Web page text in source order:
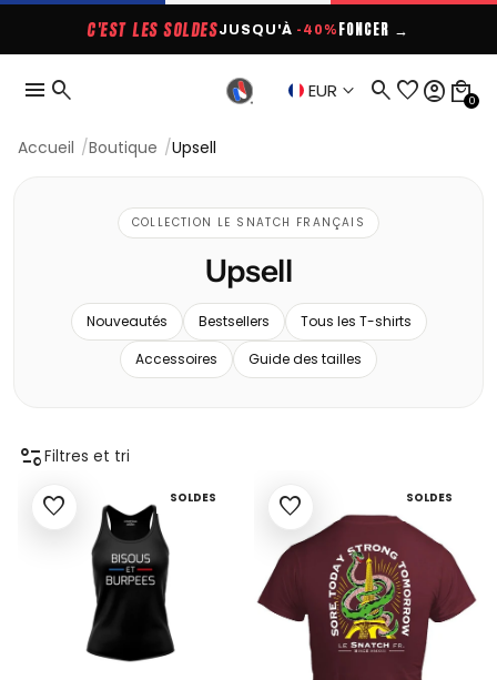
C'EST LES SOLDESJUSQU'À -40% FONCER →
menu search EUR keyboard_arrow_down search favoriteaccount_circle local_mall
0
Accueil Boutique Upsell
COLLECTION LE SNATCH FRANÇAIS
Upsell
Nouveautés Bestsellers
Tous les T-shirts
Accessoires
Guide des tailles
page_infoFiltres et tri
SOLDES
favorite SOLDES
favorite